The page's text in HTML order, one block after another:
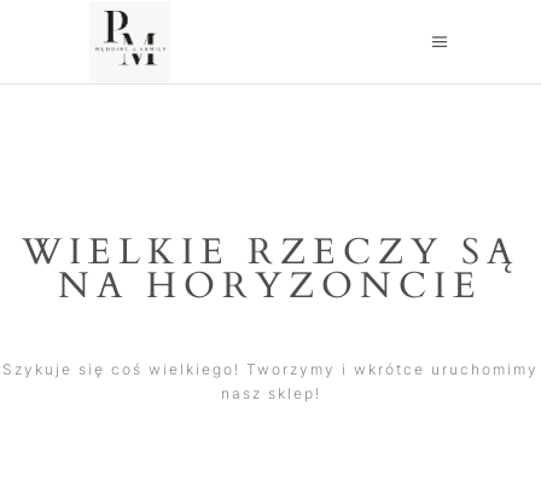
WIELKIE RZECZY SĄ
NA HORYZONCIE
Szykuje się coś wielkiego! Tworzymy i wkrótce uruchomimy
nasz sklep!